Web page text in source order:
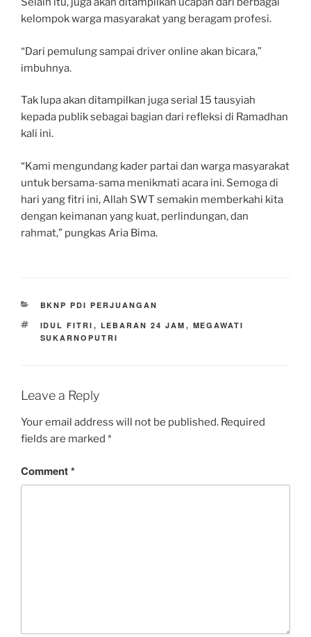
kelompok warga masyarakat yang beragam profesi.
“Dari pemulung sampai driver online akan bicara,”
imbuhnya.
Tak lupa akan ditampilkan juga serial 15 tausyiah
kepada publik sebagai bagian dari refleksi di Ramadhan
kali ini.
“Kami mengundang kader partai dan warga masyarakat
untuk bersama-sama menikmati acara ini. Semoga di
hari yang fitri ini, Allah SWT semakin memberkahi kita
dengan keimanan yang kuat, perlindungan, dan
rahmat,” pungkas Aria Bima.
CATEGORIES
BKNP PDI PERJUANGAN
TAGS
IDUL FITRI , LEBARAN 24 JAM , MEGAWATI
SUKARNOPUTRI
Leave a Reply
Your email address will not be published. Required
fields are marked *
Comment*